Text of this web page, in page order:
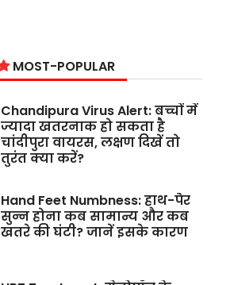
MOST-POPULAR
Chandipura Virus Alert: बच्चों में
ज्यादा खतरनाक हो सकता है
चांदीपुरा वायरस, लक्षण दिखें तो
तुरंत क्या करें?
Hand Feet Numbness: हाथ-पैर
सुन्न होना कब सामान्य और कब
खतरे की घंटी? जानें इसके कारण